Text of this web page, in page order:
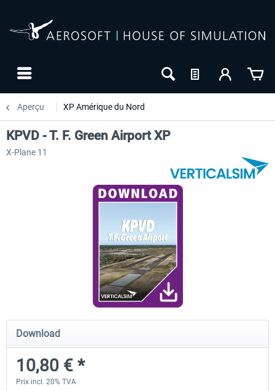
Aperçu XP Amérique du Nord
FunnerFlight - KSAN, KNZY & Naval
Base San...
20,12 € *
Saint Croix XP
KPVD - T. F. Green Airport XP
X-Plane 11
Download
10,80 € *
Prix incl. 20% TVA